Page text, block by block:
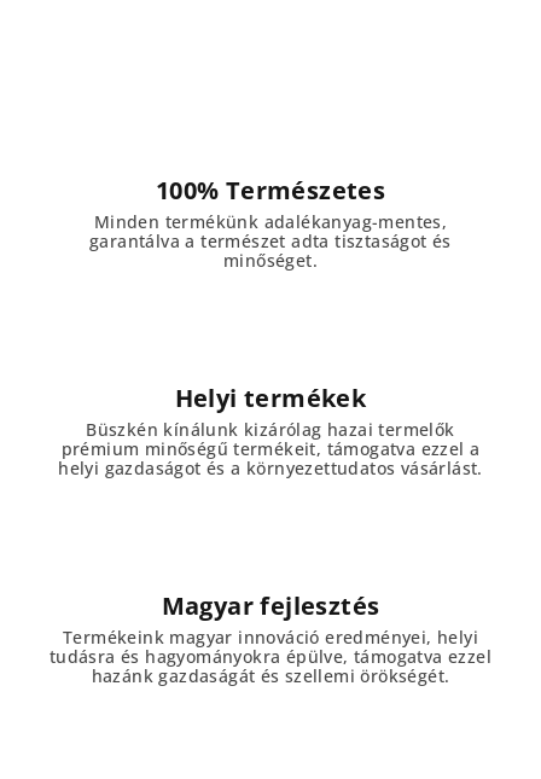
100% Természetes
Minden termékünk adalékanyag-mentes,
garantálva a természet adta tisztaságot és
minőséget.
Helyi termékek
Büszkén kínálunk kizárólag hazai termelők
prémium minőségű termékeit, támogatva ezzel a
helyi gazdaságot és a környezettudatos vásárlást.
Magyar fejlesztés
Termékeink magyar innováció eredményei, helyi
tudásra és hagyományokra épülve, támogatva ezzel
hazánk gazdaságát és szellemi örökségét.